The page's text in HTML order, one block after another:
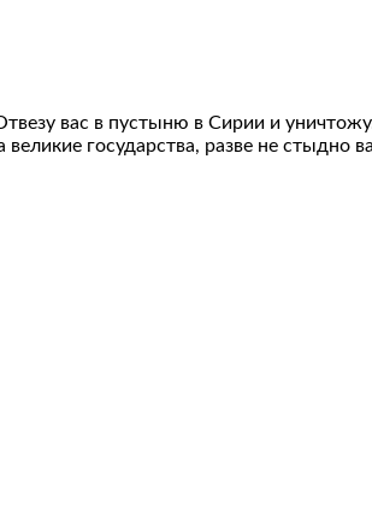
вас в пустыню в Сирии и
государства, разве не стыдно